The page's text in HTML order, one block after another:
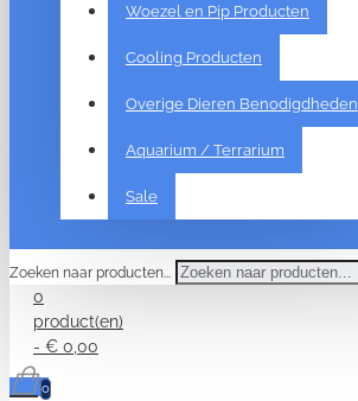
Woezel en Pip Producten
Cooling Producten
Overige Dieren Benodigdheden
Aquarium / Terrarium
Sale
Zoeken naar producten...
0
product(en)
- € 0,00
0